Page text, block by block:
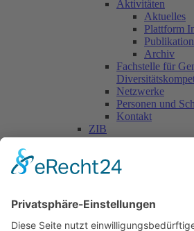
Aktivitäten
Aktuelles
Plattform
Archiv
Fachstelle für
Netzwerke
Personen und
Kontakt
ZIB
Päd. Praktische Studien
Personen
Nationale Kooperationen